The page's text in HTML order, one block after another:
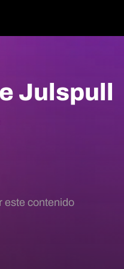
Julspull
este contenido